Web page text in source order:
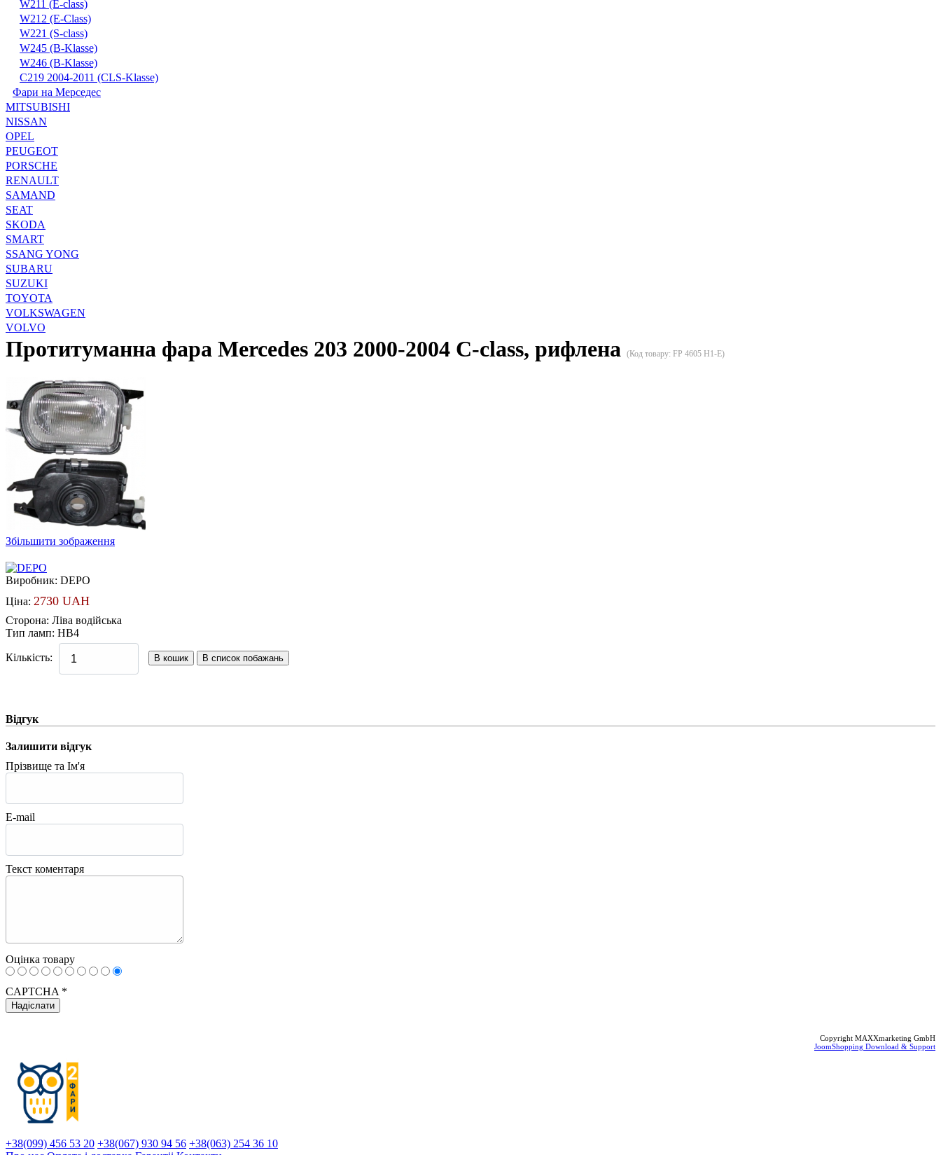
W211 (E-class)
W212 (E-Class)
W221 (S-class)
W245 (B-Klasse)
W246 (B-Klasse)
С219 2004-2011 (CLS-Klasse)
Фари на Мерседес
MITSUBISHI
NISSAN
OPEL
PEUGEOT
PORSCHE
RENAULT
SAMAND
SEAT
SKODA
SMART
SSANG YONG
SUBARU
SUZUKI
TOYOTA
VOLKSWAGEN
VOLVO
Протитуманна фара Mercedes 203 2000-2004 C-class, рифлена (Код товару: FP 4605 H1-E)
Збільшити зображення
Виробник: DEPO
Ціна: 2730 UAH
Сторона: Ліва водійська
Тип ламп: HB4
Кількість:
Відгук
Залишити відгук
Прізвище та Ім'я
E-mail
Текст коментаря
Оцінка товару
CAPTCHA *
Copyright MAXXmarketing GmbH
JoomShopping Download & Support
+38(099) 456 53 20 +38(067) 930 94 56 +38(063) 254 36 10